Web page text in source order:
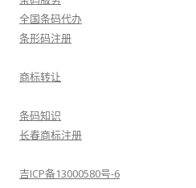
全国条码代办
条形码注册
商标转让
条码知识
长春商标注册
吉ICP备13000580号-6